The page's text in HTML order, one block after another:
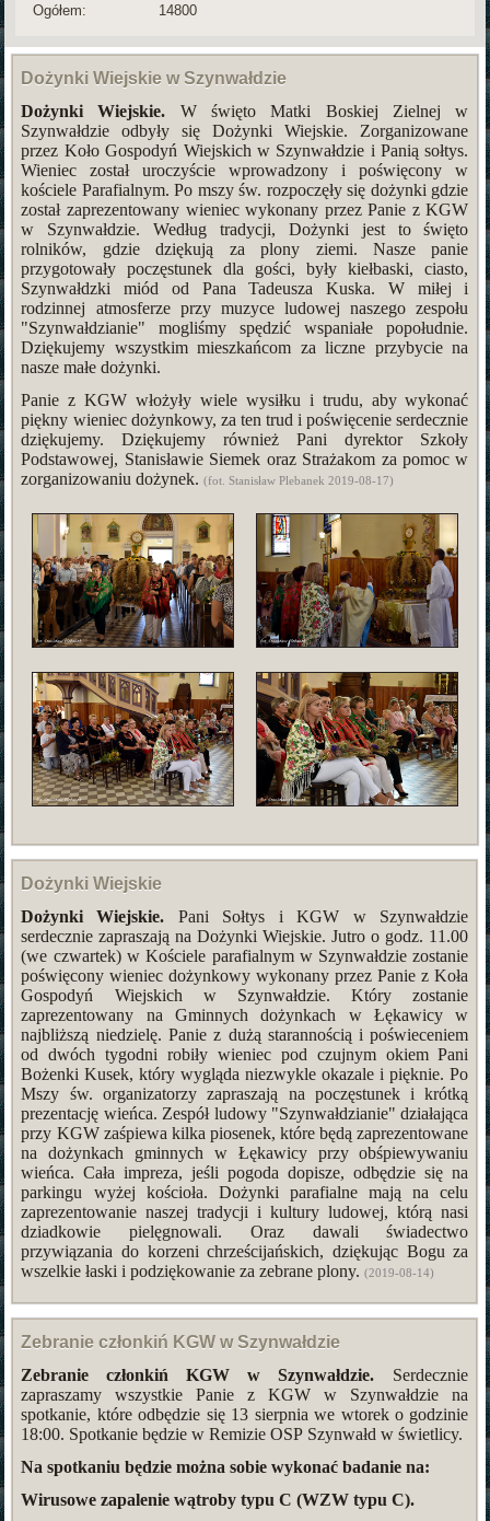
Ogółem:
14800
Dożynki Wiejskie w Szynwałdzie
Dożynki Wiejskie. W święto Matki Boskiej Zielnej w
Szynwałdzie odbyły się Dożynki Wiejskie. Zorganizowane
przez Koło Gospodyń Wiejskich w Szynwałdzie i Panią sołtys.
Wieniec został uroczyście wprowadzony i poświęcony w
kościele Parafialnym. Po mszy św. rozpoczęły się dożynki gdzie
został zaprezentowany wieniec wykonany przez Panie z KGW
w Szynwałdzie. Według tradycji, Dożynki jest to święto
rolników, gdzie dziękują za plony ziemi. Nasze panie
przygotowały poczęstunek dla gości, były kiełbaski, ciasto,
Szynwałdzki miód od Pana Tadeusza Kuska. W miłej i
rodzinnej atmosferze przy muzyce ludowej naszego zespołu
"Szynwałdzianie" mogliśmy spędzić wspaniałe popołudnie.
Dziękujemy wszystkim mieszkańcom za liczne przybycie na
nasze małe dożynki.
Panie z KGW włożyły wiele wysiłku i trudu, aby wykonać
piękny wieniec dożynkowy, za ten trud i poświęcenie serdecznie
dziękujemy. Dziękujemy również Pani dyrektor Szkoły
Podstawowej, Stanisławie Siemek oraz Strażakom za pomoc w
zorganizowaniu dożynek.(fot. Stanisław Plebanek 2019-08-17)
Dożynki Wiejskie
Dożynki Wiejskie. Pani Sołtys i KGW w Szynwałdzie
serdecznie zapraszają na Dożynki Wiejskie. Jutro o godz. 11.00
(we czwartek) w Kościele parafialnym w Szynwałdzie zostanie
poświęcony wieniec dożynkowy wykonany przez Panie z Koła
Gospodyń Wiejskich w Szynwałdzie. Który zostanie
zaprezentowany na Gminnych dożynkach w Łękawicy w
najbliższą niedzielę. Panie z dużą starannością i poświeceniem
od dwóch tygodni robiły wieniec pod czujnym okiem Pani
Bożenki Kusek, który wygląda niezwykle okazale i pięknie. Po
Mszy św. organizatorzy zapraszają na poczęstunek i krótką
prezentację wieńca. Zespół ludowy "Szynwałdzianie" działająca
przy KGW zaśpiewa kilka piosenek, które będą zaprezentowane
na dożynkach gminnych w Łękawicy przy obśpiewywaniu
wieńca. Cała impreza, jeśli pogoda dopisze, odbędzie się na
parkingu wyżej kościoła. Dożynki parafialne mają na celu
zaprezentowanie naszej tradycji i kultury ludowej, którą nasi
dziadkowie pielęgnowali. Oraz dawali świadectwo
przywiązania do korzeni chrześcijańskich, dziękując Bogu za
wszelkie łaski i podziękowanie za zebrane plony.(2019-08-14)
Zebranie członkiń KGW w Szynwałdzie
Zebranie członkiń KGW w Szynwałdzie. Serdecznie
zapraszamy wszystkie Panie z KGW w Szynwałdzie na
spotkanie, które odbędzie się 13 sierpnia we wtorek o godzinie
18:00. Spotkanie będzie w Remizie OSP Szynwałd w świetlicy.
Na spotkaniu będzie można sobie wykonać badanie na:
Wirusowe zapalenie wątroby typu C (WZW typu C).